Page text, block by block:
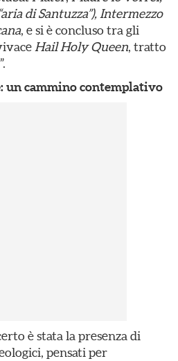
di Santuzza”), Intermezzo
, e si è concluso tra gli
Hail Holy Queen, tratto
un cammino contemplativo
è stata la presenza di
pensati per